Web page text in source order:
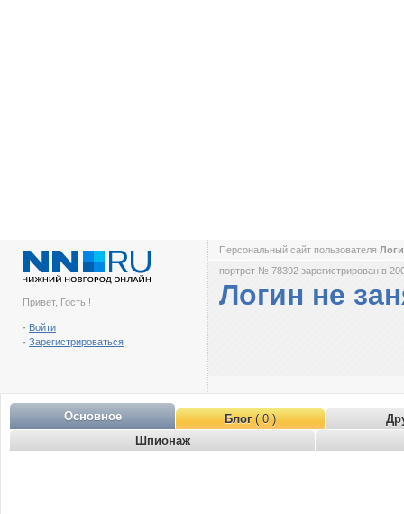
Привет, Гость !
- Войти
- Зарегистрироваться
Персональный сайт пользователя
портрет № 78392 зарегистрирован в
Логин не
Основное Блог( 0 )
Шпионаж